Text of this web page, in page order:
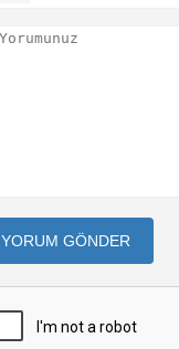
YORUM GÖNDER